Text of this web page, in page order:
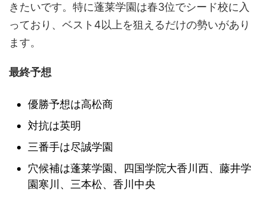
きたいです。特に蓬莱学園は春3位でシード校に入
っており、ベスト4以上を狙えるだけの勢いがあり
ます。
最終予想
優勝予想は高松商
対抗は英明
三番手は尽誠学園
穴候補は蓬莱学園、四国学院大香川西、藤井学
園寒川、三本松、香川中央